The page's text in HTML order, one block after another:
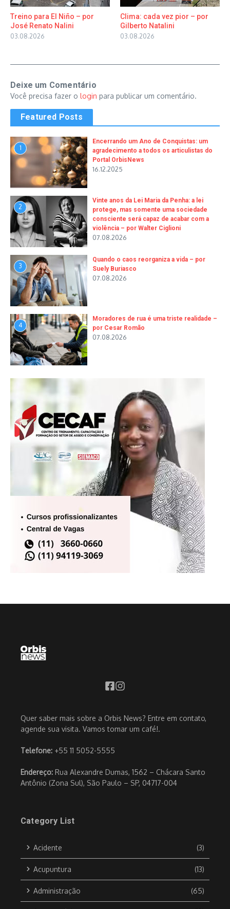
Treino para El Niño – por
José Renato Nalini
03.08.2026
Clima: cada vez pior – por
Gilberto Natalini
03.08.2026
Deixe um Comentário
Você precisa fazer o login para publicar um comentário.
Featured Posts
1
Encerrando um Ano de Conquistas: um
agradecimento a todos os articulistas do
Portal OrbisNews
16.12.2025
2
Vinte anos da Lei Maria da Penha: a lei
protege, mas somente uma sociedade
consciente será capaz de acabar com a
violência – por Walter Ciglioni
07.08.2026
3
Quando o caos reorganiza a vida – por
Suely Buriasco
07.08.2026
4
Moradores de rua é uma triste realidade –
por Cesar Romão
07.08.2026
Quer saber mais sobre a Orbis News? Entre em contato,
agende sua visita. Vamos tomar um café!.
Telefone: +55 11 5052-5555
Endereço: Rua Alexandre Dumas, 1562 – Chácara Santo
Antônio (Zona Sul), São Paulo – SP, 04717-004
Category List
Acidente (3)
Acupuntura (13)
Administração (65)